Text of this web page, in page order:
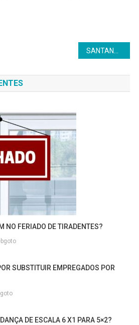
NO FERIADO DE TIRADENTES?
SUBSTITUIR EMPREGADOS POR
DE ESCALA 6 X1 PARA 5×2?